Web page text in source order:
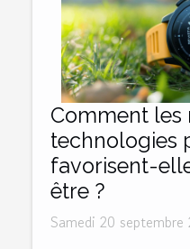
Comment les
technologies
favorisent-
être ?
Samedi 20 septembre